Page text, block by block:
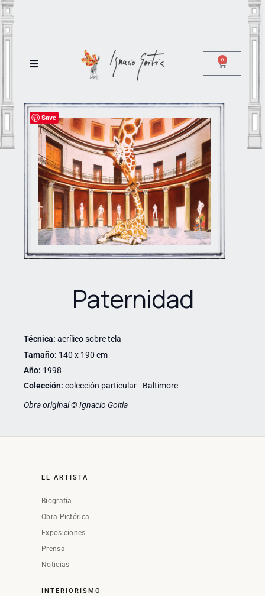
0
Save
Paternidad
Técnica: acrílico sobre tela
Tamaño: 140 x 190 cm
Año: 1998
Colección: colección particular - Baltimore
Obra original © Ignacio Goitia
EL ARTISTA
Biografía
Obra Pictórica
Exposiciones
Prensa
Noticias
INTERIORISMO